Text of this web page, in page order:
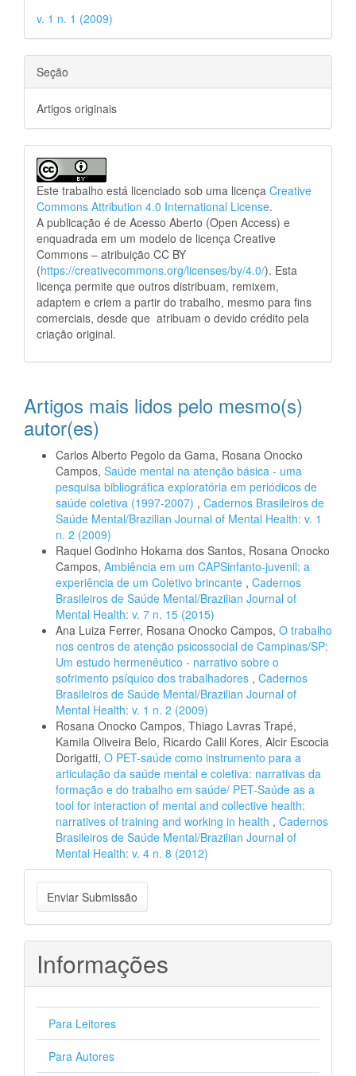
v. 1 n. 1 (2009)
Seção
Artigos originais
Este trabalho está licenciado sob uma licença Creative
Commons Attribution 4.0 International License.
A publicação é de Acesso Aberto (Open Access) e
enquadrada em um modelo de licença Creative
Commons – atribuição CC BY
(https://creativecommons.org/licenses/by/4.0/). Esta
licença permite que outros distribuam, remixem,
adaptem e criem a partir do trabalho, mesmo para fins
comerciais, desde que atribuam o devido crédito pela
criação original.
Artigos mais lidos pelo mesmo(s)
autor(es)
Carlos Alberto Pegolo da Gama, Rosana Onocko
Campos, Saúde mental na atenção básica - uma
pesquisa bibliográfica exploratória em periódicos de
saúde coletiva (1997-2007) , Cadernos Brasileiros de
Saúde Mental/Brazilian Journal of Mental Health: v. 1
n. 2 (2009)
Raquel Godinho Hokama dos Santos, Rosana Onocko
Campos, Ambiência em um CAPSinfanto-juvenil: a
experiência de um Coletivo brincante , Cadernos
Brasileiros de Saúde Mental/Brazilian Journal of
Mental Health: v. 7 n. 15 (2015)
Ana Luiza Ferrer, Rosana Onocko Campos, O trabalho
nos centros de atenção psicossocial de Campinas/SP:
Um estudo hermenêutico - narrativo sobre o
sofrimento psíquico dos trabalhadores , Cadernos
Brasileiros de Saúde Mental/Brazilian Journal of
Mental Health: v. 1 n. 2 (2009)
Rosana Onocko Campos, Thiago Lavras Trapé,
Kamila Oliveira Belo, Ricardo Calil Kores, Alcir Escocia
Dorigatti, O PET-saúde como instrumento para a
articulação da saúde mental e coletiva: narrativas da
formação e do trabalho em saúde/ PET-Saúde as a
tool for interaction of mental and collective health:
narratives of training and working in health , Cadernos
Brasileiros de Saúde Mental/Brazilian Journal of
Mental Health: v. 4 n. 8 (2012)
Enviar
Submissão
Enviar Submissão
Informações
Para Leitores
Para Autores